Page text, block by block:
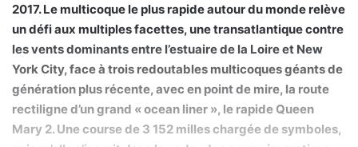
2017. Le multicoque le plus rapide autour du monde relève
un défi aux multiples facettes, une transatlantique contre
les vents dominants entre l’estuaire de la Loire et New
York City, face à trois redoutables multicoques géants de
génération plus récente, avec en point de mire, la route
rectiligne d’un grand « ocean liner », le rapide Queen
Mary 2. Une course de 3 152 milles chargée de symboles,